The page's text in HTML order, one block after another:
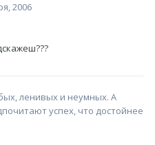
2006
ленивых и неумных. А
успех, что достойнее